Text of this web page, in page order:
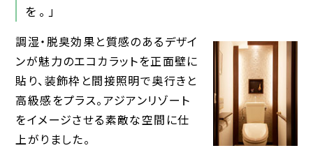
を。」
調湿・脱臭効果と質感のあるデザイ
ンが魅力のエコカラットを正面壁に
貼り、装飾枠と間接照明で奥行きと
高級感をプラス。アジアンリゾート
をイメージさせる素敵な空間に仕
上がりました。